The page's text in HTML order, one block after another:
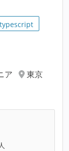
typescript
ア
東京